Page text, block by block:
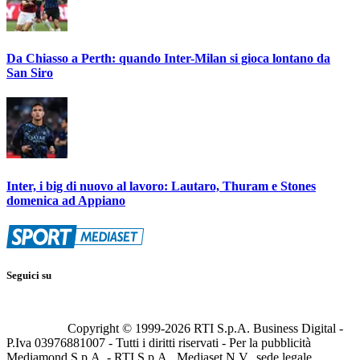
Da Chiasso a Perth: quando Inter-Milan si gioca lontano da
San Siro
Inter, i big di nuovo al lavoro: Lautaro, Thuram e Stones
domenica ad Appiano
Seguici su
Copyright © 1999-2026 RTI S.p.A. Business Digital -
P.Iva 03976881007 - Tutti i diritti riservati - Per la pubblicità